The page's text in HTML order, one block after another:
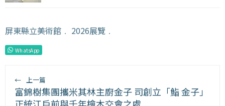
屏東縣立美術館 ﹒ 2026展覽 ﹒
WhatsApp
← 上一篇
富錦樹集團攜米其林主廚金子 司創立「鮨 金子」
正統江戶前與千年檜木交會之處